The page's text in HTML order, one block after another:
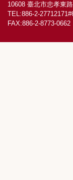
10608 臺北市忠孝東
TEL:886-2-
FAX:886-2-8773-0662